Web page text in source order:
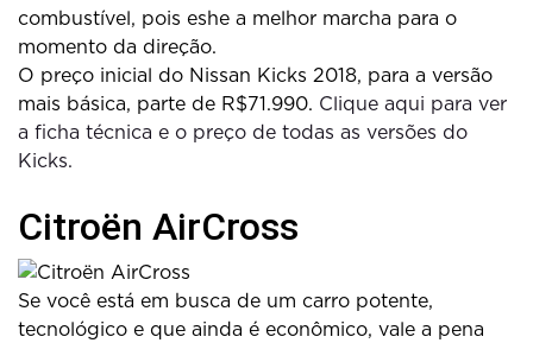
combustível, pois eshe a melhor marcha para o
momento da direção.
O preço inicial do Nissan Kicks 2018, para a versão
mais básica, parte de R$71.990. Clique aqui para ver
a ficha técnica e o preço de todas as versões do
Kicks.
Citroën AirCross
Se você está em busca de um carro potente,
tecnológico e que ainda é econômico, vale a pena